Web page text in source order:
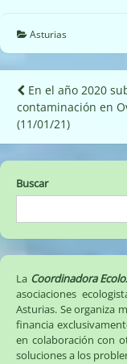
Asturias
de
entradas
En el año 2020
contaminación en
(11/01/21)
Buscar
La Coordinadora
asociaciones
Asturias. Se organiza
financia
en colaboración con
soluciones a los